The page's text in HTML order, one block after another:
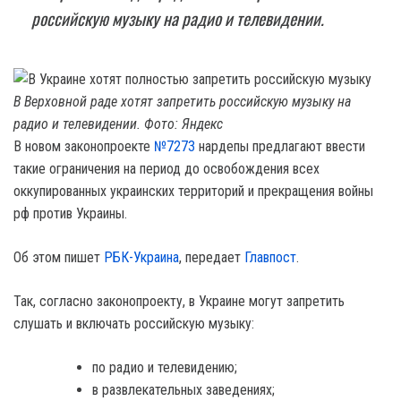
российскую музыку на радио и телевидении.
В Верховной раде хотят запретить российскую музыку на
радио и телевидении. Фото: Яндекс
В новом законопроекте №7273 нардепы предлагают ввести
такие ограничения на период до освобождения всех
оккупированных украинских территорий и прекращения войны
рф против Украины.
Об этом пишет РБК-Украина, передает Главпост.
Так, согласно законопроекту, в Украине могут запретить
слушать и включать российскую музыку:
по радио и телевидению;
в развлекательных заведениях;